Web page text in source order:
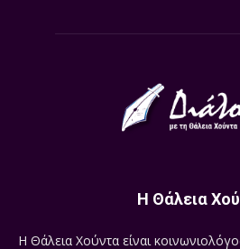
Η Θάλεια
Η Θάλεια Χούντα είναι